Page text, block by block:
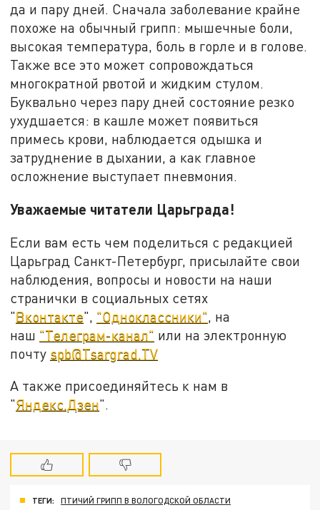
да и пару дней. Сначала заболевание крайне
похоже на обычный грипп: мышечные боли,
высокая температура, боль в горле и в голове.
Также все это может сопровождаться
многократной рвотой и жидким стулом.
Буквально через пару дней состояние резко
ухудшается: в кашле может появиться
примесь крови, наблюдается одышка и
затруднение в дыхании, а как главное
осложнение выступает пневмония.
Уважаемые читатели Царьграда!
Если вам есть чем поделиться с редакцией
Царьград Санкт-Петербург, присылайте свои
наблюдения, вопросы и новости на наши
странички в социальных сетях
"Вконтакте", "Одноклассники" , на
наш "Телеграм-канал" или на электронную
почту spb@Tsargrad.TV
А также присоединяйтесь к нам в
"Яндекс.Дзен".
ТЕГИ:
ПТИЧИЙ ГРИПП В ВОЛОГОДСКОЙ ОБЛАСТИ